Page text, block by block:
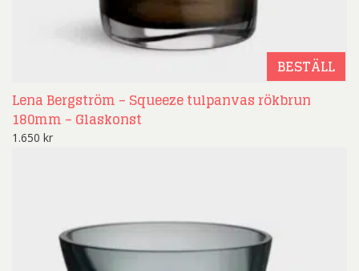
BESTÄLL
Lena Bergström – Squeeze tulpanvas rökbrun
180mm – Glaskonst
1.650 kr